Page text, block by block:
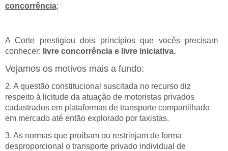
concorrência;
A Corte prestigiou dois princípios que vocês precisam
conhecer: livre concorrência e livre iniciativa.
Vejamos os motivos mais a fundo:
2. A questão constitucional suscitada no recurso diz
respeito à licitude da atuação de motoristas privados
cadastrados em plataformas de transporte compartilhado
em mercado até então explorado por taxistas.
3. As normas que proíbam ou restrinjam de forma
desproporcional o transporte privado individual de